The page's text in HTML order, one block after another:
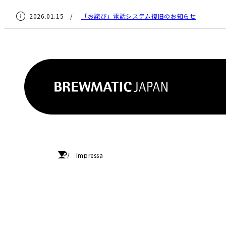
2026.01.15 / 「お詫び」電話システム復旧のお知らせ
HOMEImpressa